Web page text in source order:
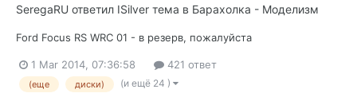
SeregaRU ответил ISilver тема в Барахолка - Моделизм
Ford Focus RS WRC 01 - в резерв, пожалуйста
1 Mar 2014, 07:36:58 421 ответ
(еще диски) (и ещё 24 )